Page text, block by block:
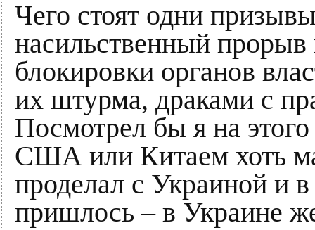
Чего стоят одни
насильственный
блокировки органов
их штурма, драками с
Посмотрел бы я на
США или Китаем хоть
проделал с Украиной и
пришлось – в Украине